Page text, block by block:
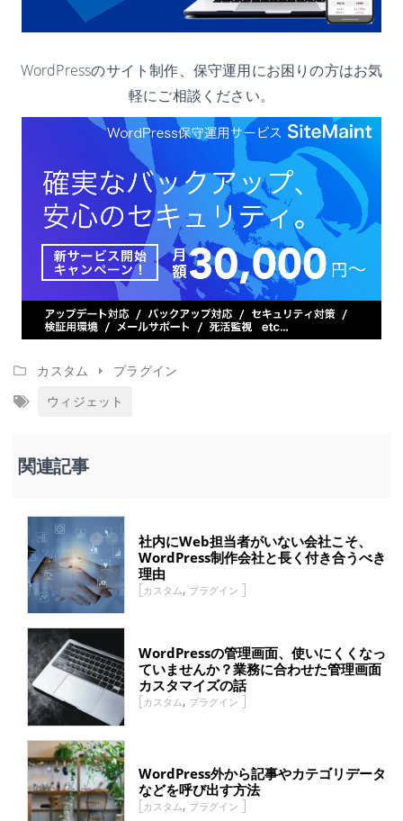
WordPressのサイト制作、保守運用にお困りの方はお気
軽にご相談ください。
カスタム
プラグイン
ウィジェット
関連記事
社内にWeb担当者がいない会社こそ、
WordPress制作会社と長く付き合うべき
理由
カスタム, プラグイン
WordPressの管理画面、使いにくくなっ
ていませんか？業務に合わせた管理画面
カスタマイズの話
カスタム, プラグイン
WordPress外から記事やカテゴリデータ
などを呼び出す方法
カスタム , プラグイン